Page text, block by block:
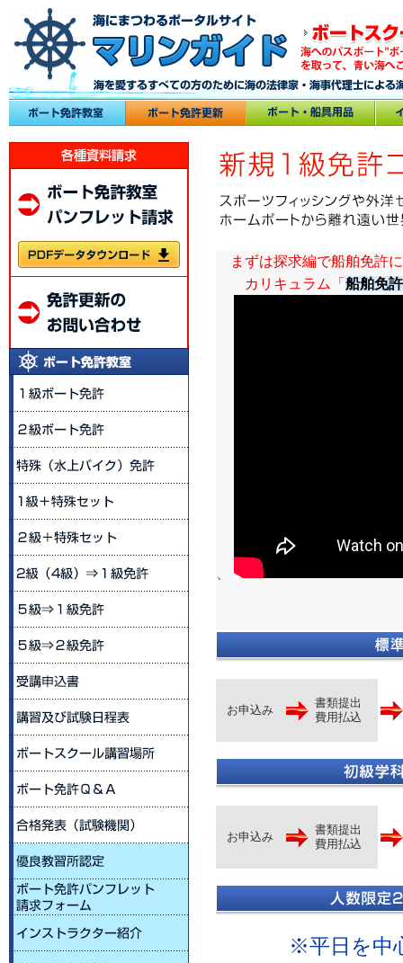
まずは探求編で船舶免許
カリキュラム「 船舶免
お申込み
書類提出
費用払込
お申込み
書類提出
費用払込
※平日を中